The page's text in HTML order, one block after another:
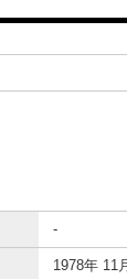
-
1978年 11